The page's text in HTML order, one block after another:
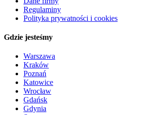
Regulaminy
Polityka prywatności i cookies
Gdzie jesteśmy
Warszawa
Kraków
Poznań
Katowice
Wrocław
Gdańsk
Gdynia